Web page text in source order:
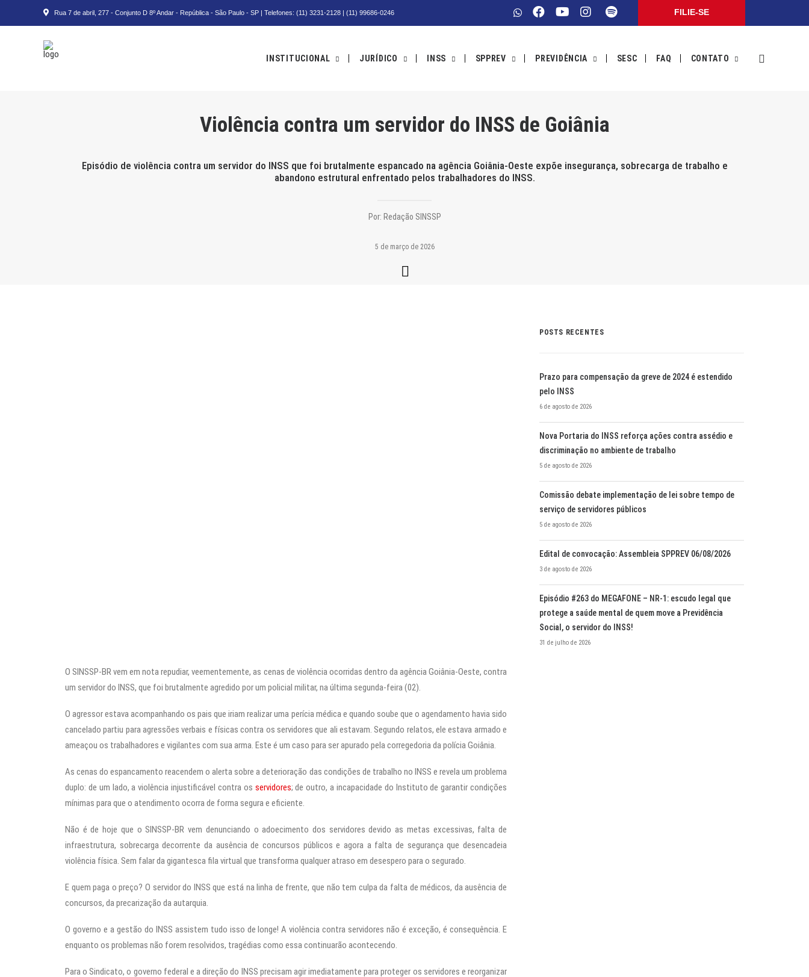
Rua 7 de abril, 277 - Conjunto D 8º Andar - República - São Paulo - SP | Telefones: (11) 3231-2128 | (11) 99686-0246 FILIE-SE
INSTITUCIONAL JURÍDICO INSS SPPREV PREVIDÊNCIA SESC FAQ CONTATO
Violência contra um servidor do INSS de Goiânia
Episódio de violência contra um servidor do INSS que foi brutalmente espancado na agência Goiânia-Oeste expõe insegurança, sobrecarga de trabalho e
abandono estrutural enfrentado pelos trabalhadores do INSS.
Por: Redação SINSSP
5 de março de 2026
O SINSSP-BR vem em nota repudiar, veementemente, as cenas de violência ocorridas dentro da agência Goiânia-Oeste, contra
um servidor do INSS, que foi brutalmente agredido por um policial militar, na última segunda-feira (02).
O agressor estava acompanhando os pais que iriam realizar uma perícia médica e quando soube que o agendamento havia sido
cancelado partiu para agressões verbais e físicas contra os servidores que ali estavam. Segundo relatos, ele estava armado e
ameaçou os trabalhadores e vigilantes com sua arma. Este é um caso para ser apurado pela corregedoria da polícia Goiânia.
As cenas do espancamento reacendem o alerta sobre a deterioração das condições de trabalho no INSS e revela um problema
duplo: de um lado, a violência injustificável contra os servidores; de outro, a incapacidade do Instituto de garantir condições
mínimas para que o atendimento ocorra de forma segura e eficiente.
Não é de hoje que o SINSSP-BR vem denunciando o adoecimento dos servidores devido as metas excessivas, falta de
infraestrutura, sobrecarga decorrente da ausência de concursos públicos e agora a falta de segurança que desencadeia
violência física. Sem falar da gigantesca fila virtual que transforma qualquer atraso em desespero para o segurado.
E quem paga o preço? O servidor do INSS que está na linha de frente, que não tem culpa da falta de médicos, da ausência de
concursos, da precarização da autarquia.
O governo e a gestão do INSS assistem tudo isso de longe! A violência contra servidores não é exceção, é consequência. E
enquanto os problemas não forem resolvidos, tragédias como essa continuarão acontecendo.
Para o Sindicato, o governo federal e a direção do INSS precisam agir imediatamente para proteger os servidores e reorganizar
POSTS RECENTES
Prazo para compensação da greve de 2024 é estendido
pelo INSS
6 de agosto de 2026
Nova Portaria do INSS reforça ações contra assédio e
discriminação no ambiente de trabalho
5 de agosto de 2026
Comissão debate implementação de lei sobre tempo de
serviço de servidores públicos
5 de agosto de 2026
Edital de convocação: Assembleia SPPREV 06/08/2026
3 de agosto de 2026
Episódio #263 do MEGAFONE – NR-1: escudo legal que
protege a saúde mental de quem move a Previdência
Social, o servidor do INSS!
31 de julho de 2026